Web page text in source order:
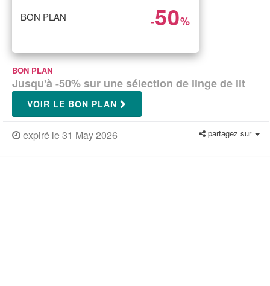
BON PLAN -50%
BON PLAN
Jusqu'à -50% sur une sélection de linge de lit
VOIR LE BON PLAN
expiré le 31 May 2026 partagez sur